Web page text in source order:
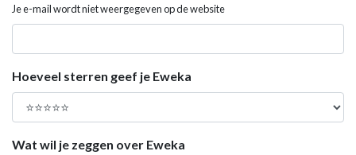
Je e-mail wordt niet weergegeven op de website
Hoeveel sterren geef je Eweka
Wat wil je zeggen over Eweka